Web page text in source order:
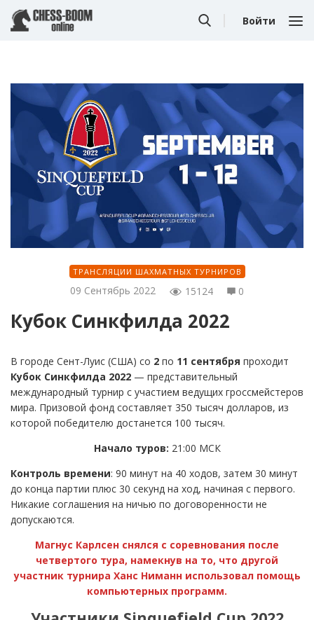
Войти
ТРАНСЛЯЦИИ ШАХМАТНЫХ ТУРНИРОВ
09 Сентябрь 2022 15124 0
Кубок Синкфилда 2022
В городе Сент-Луис (США) со 2 по 11 сентября проходит
Кубок Синкфилда 2022 — представительный
международный турнир с участием ведущих гроссмейстеров
мира. Призовой фонд составляет 350 тысяч долларов, из
которой победителю достанется 100 тысяч.
Начало туров: 21:00 МСК
Контроль времени: 90 минут на 40 ходов, затем 30 минут
до конца партии плюс 30 секунд на ход, начиная с первого.
Никакие соглашения на ничью по договоренности не
допускаются.
Магнус Карлсен снялся с соревнования после
четвертого тура, намекнув на то, что другой
участник турнира Ханс Ниманн использовал помощь
компьютерных программ.